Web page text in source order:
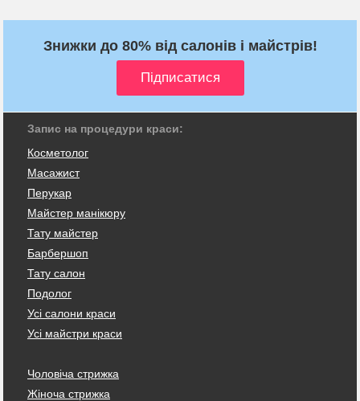
Знижки до 80% від салонів і майстрів!
Запис на процедури краси:
Косметолог
Масажист
Перукар
Майстер манікюру
Тату майстер
Барбершоп
Тату салон
Подолог
Усі салони краси
Усі майстри краси
Чоловіча стрижка
Жіноча стрижка